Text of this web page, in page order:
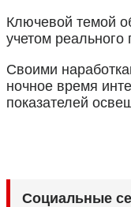
Ключевой темой
учетом
Своими
ночное время
показателей
Социальные